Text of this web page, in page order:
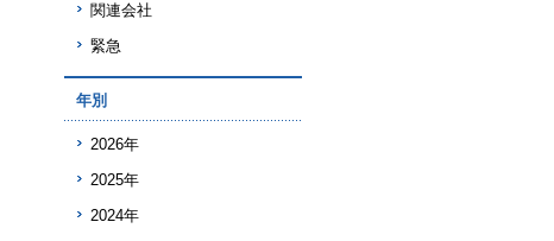
関連会社
緊急
年別
2026年
2025年
2024年